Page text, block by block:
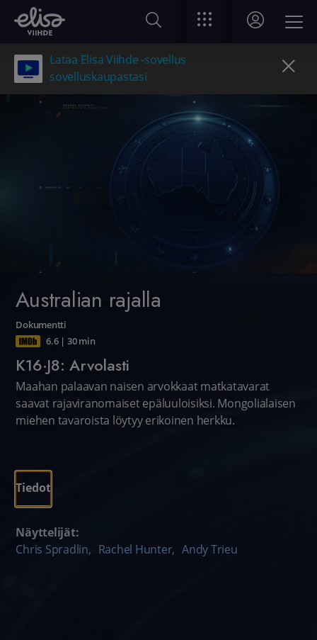
Lataa Elisa Viihde -sovellus
sovelluskaupastasi
Australian rajalla
Dokumentti
6.6| 30 min
K16·J8: Arvolasti
Maahan palaavan naisen arvokkaat matkatavarat
saavat rajaviranomaiset epäluuloisiksi. Mongolialaisen
miehen tavaroista löytyy erikoinen herkku.
Tiedot
Näyttelijät:
Chris Spradlin, Rachel Hunter, Andy Trieu